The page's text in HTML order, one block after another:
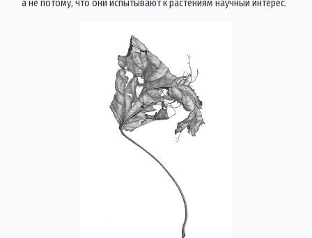
а не потому, что они испытывают к растениям научный интерес.